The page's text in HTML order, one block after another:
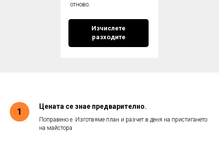
отново.
Изчислете
разходите
Цената се знае предварително.
Поправено е. Изготвяме план и разчет в деня на пристигането
на майстора